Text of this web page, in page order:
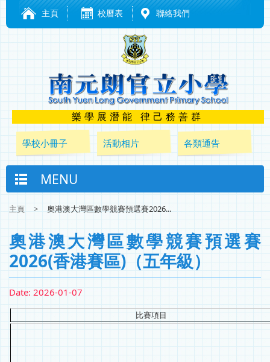
主頁 校曆表 聯絡我們
樂學展潛能 律己務善群
學校小冊子 活動相片 各類通告
MENU
主頁 > 奧港澳大灣區數學競賽預選賽2026...
奧港澳大灣區數學競賽預選賽
2026(香港賽區)（五年級）
Date: 2026-01-07
比賽項目